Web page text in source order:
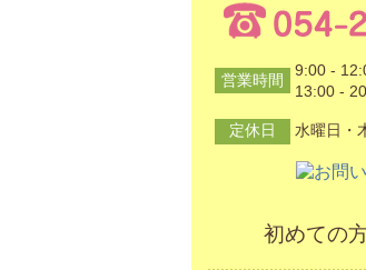
営業時間
9:00 -
13:00 -
定休日 水曜日・
初めての